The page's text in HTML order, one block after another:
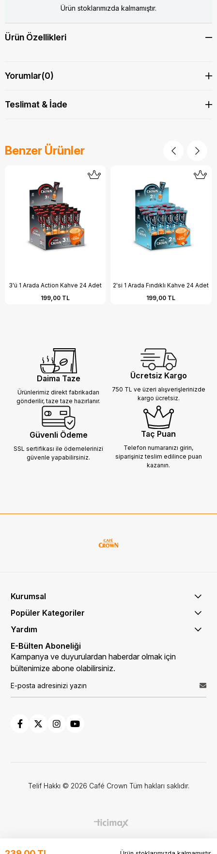
Ürün stoklarımızda kalmamıştır.
Ürün Özellikleri
Yorumlar(0)
Teslimat & İade
Benzer Ürünler
3'ü 1 Arada Action Kahve 24 Adet
199,00 TL
2'si 1 Arada Fındıklı Kahve 24 Adet
199,00 TL
Daima Taze
Ürünlerimiz direkt fabrikadan
gönderilir,taze taze hazırlanır.
Ücretsiz Kargo
750 TL ve üzeri alışverişlerinizde
kargo ücretsiz.
Güvenli Ödeme
SSL sertifikası ile ödemelerinizi
güvenle yapabilirsiniz.
Taç Puan
Telefon numaranızı girin,
siparişinizteslim edilince puan
kazanın.
Kurumsal
Popüler Kategoriler
Yardım
E-Bülten Aboneliği
Kampanya ve duyurulardan haberdar olmak için
bültenimize abone olabilirsiniz.
Telif Hakkı © 2026 Café Crown Tüm hakları saklıdır.